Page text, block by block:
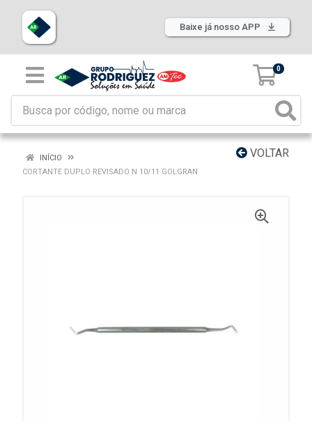
Baixe já nosso APP
0
VOLTAR
INÍCIO
CORTANTE DUPLO REVISADO N 10/11 GOLGRAN